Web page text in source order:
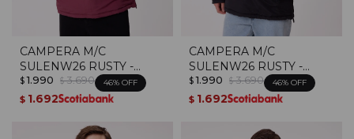
CAMPERA M/C
SULENW26 RUSTY -
Bordeaux
$ 1.990 $ 3.690 46
$ 1.692
CAMPERA M/C
SULENW26 RUSTY -
Negro
$ 1.990 $ 3.690 46
$ 1.692